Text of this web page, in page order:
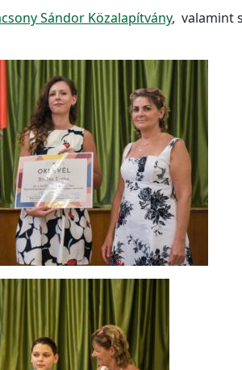
Sándor Közalapítvány, valamint